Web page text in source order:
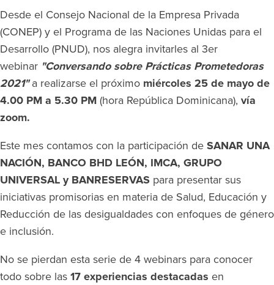
Desde el Consejo Nacional de la Empresa Privada
(CONEP) y el Programa de las Naciones Unidas para el
Desarrollo (PNUD), nos alegra invitarles al 3er
webinar "Conversando sobre Prácticas Prometedoras
2021"a realizarse el próximo miércoles 25 de mayo de
4.00 PM a 5.30 PM (hora República Dominicana), vía
zoom.
Este mes contamos con la participación de SANAR UNA
NACIÓN, BANCO BHD LEÓN, IMCA, GRUPO
UNIVERSAL y BANRESERVAS para presentar sus
iniciativas promisorias en materia de Salud, Educación y
Reducción de las desigualdades con enfoques de género
e inclusión.
No se pierdan esta serie de 4 webinars para conocer
todo sobre las 17 experiencias destacadas en